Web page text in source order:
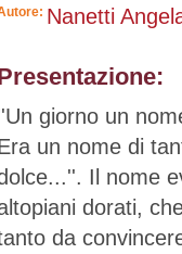
Nanetti
giorno un
un nome di
Il nome
dorati,
da